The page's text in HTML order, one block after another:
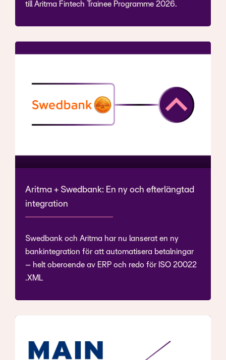
till Aritma Fintech Trainee Programme 2026.
Aritma + Swedbank: En ny och efterlängtad
integration
Swedbank och Aritma har nu lanserat en ny
bankintegration för att automatisera betalningar
– helt oberoende av ERP och redo för ISO 20022
XML.